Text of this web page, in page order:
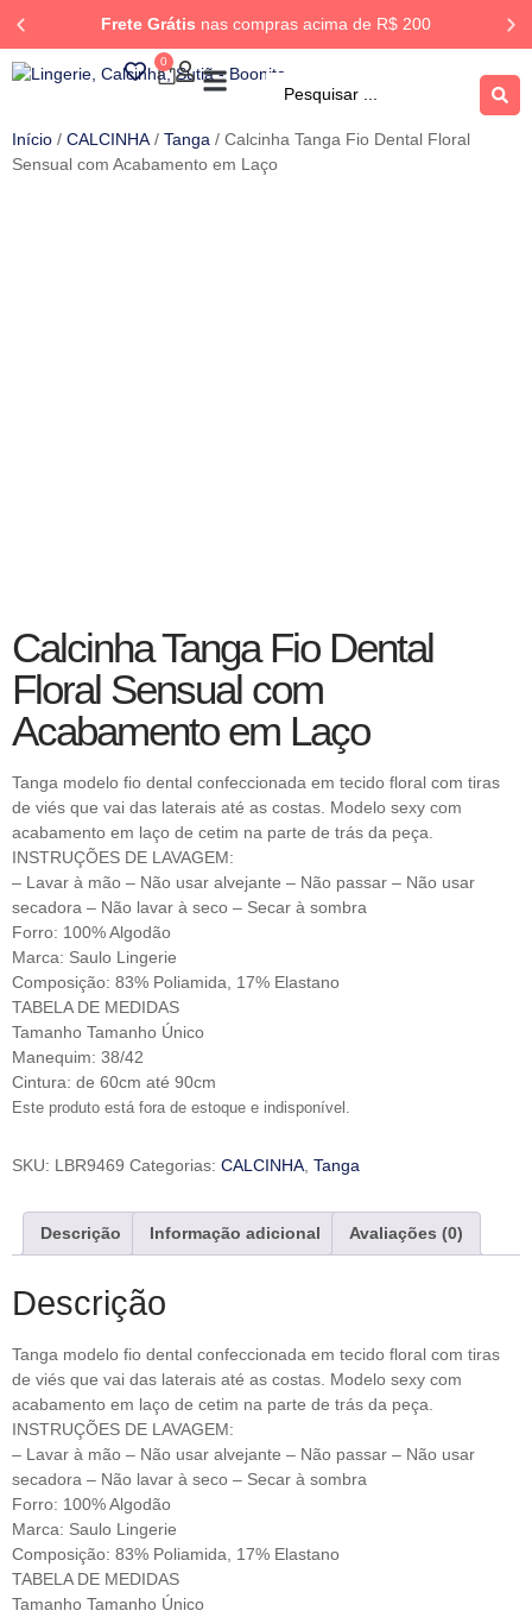
Frete Grátis nas compras acima de R$ 200
0
Início / CALCINHA / Tanga / Calcinha Tanga Fio Dental Floral
Sensual com Acabamento em Laço
Calcinha Tanga Fio Dental
Floral Sensual com
Acabamento em Laço
Tanga modelo fio dental confeccionada em tecido floral com tiras
de viés que vai das laterais até as costas. Modelo sexy com
acabamento em laço de cetim na parte de trás da peça.
INSTRUÇÕES DE LAVAGEM:
– Lavar à mão – Não usar alvejante – Não passar – Não usar
secadora – Não lavar à seco – Secar à sombra
Forro: 100% Algodão
Marca: Saulo Lingerie
Composição: 83% Poliamida, 17% Elastano
TABELA DE MEDIDAS
Tamanho Tamanho Único
Manequim: 38/42
Cintura: de 60cm até 90cm
Este produto está fora de estoque e indisponível.
SKU: LBR9469 Categorias: CALCINHA Tanga
Descrição Informação adicional Avaliações (0)
Descrição
Tanga modelo fio dental confeccionada em tecido floral com tiras
de viés que vai das laterais até as costas. Modelo sexy com
acabamento em laço de cetim na parte de trás da peça.
INSTRUÇÕES DE LAVAGEM:
– Lavar à mão – Não usar alvejante – Não passar – Não usar
secadora – Não lavar à seco – Secar à sombra
Forro: 100% Algodão
Marca: Saulo Lingerie
Composição: 83% Poliamida, 17% Elastano
TABELA DE MEDIDAS
Tamanho Tamanho Único